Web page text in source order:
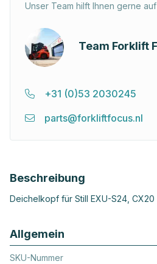
Unser Team hilft Ihnen gerne
Team Forklift
+31 (0)53 2030245
parts@forkliftfocus.nl
Beschreibung
Deichelkopf für Still EXU-S24, CX20
Allgemein
SKU-Nummer